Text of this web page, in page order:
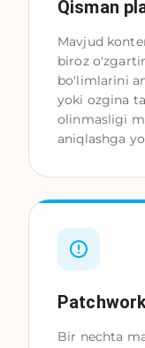
Qisman
Mavjud
biroz
bo'limlarini
yoki ozgina
olinmasligi
aniqlashga
Bir nechta